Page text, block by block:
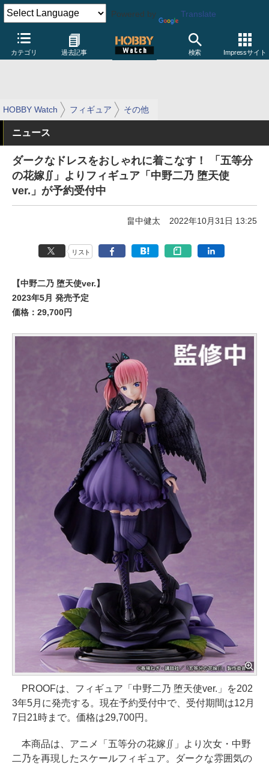
Powered by Translate
カテゴリ 過去記事 検索 Impressサイト
HOBBY Watch フィギュア その他
ニュース
ダークなドレスをおしゃれに着こなす！ 「五等分
の花嫁∬」よりフィギュア「中野二乃 堕天使
ver.」が予約受付中
畠中健太 2022年10月31日 13:25
リスト
【中野二乃 堕天使ver.】
2023年5月 発売予定
価格：29,700円
PROOFは、フィギュア「中野二乃 堕天使ver.」を202
3年5月に発売する。現在予約受付中で、受付期間は12月
7日21時まで。価格は29,700円。
本商品は、アニメ「五等分の花嫁∬」より次女・中野
二乃を再現したスケールフィギュア。ダークな雰囲気の